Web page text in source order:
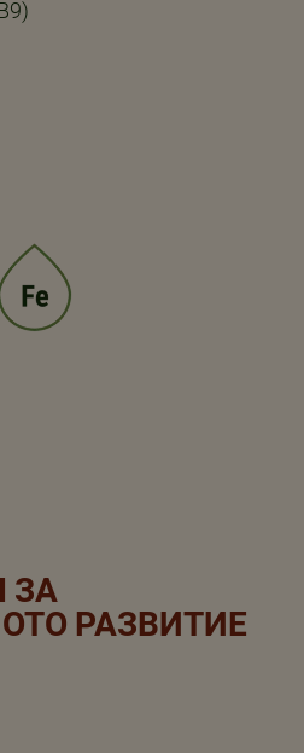
ЗА
РАЗВИТИЕ